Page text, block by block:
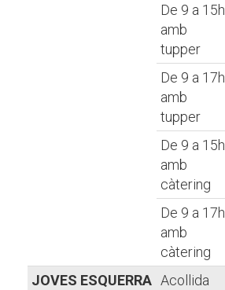
De 9 a 15h
amb
tupper
De 9 a 17h
amb
tupper
De 9 a 15h
amb
càtering
De 9 a 17h
amb
càtering
JOVES ESQUERRA Acollida